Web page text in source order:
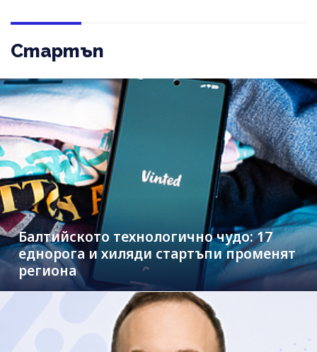
Стартъп
Балтийското технологично чудо: 17
еднорога и хиляди стартъпи променят
региона